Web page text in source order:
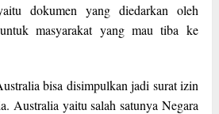
dokumen yang diedarkan oleh
masyarakat yang mau tiba ke
bisa disimpulkan jadi surat izin
Australia yaitu salah satunya Negara